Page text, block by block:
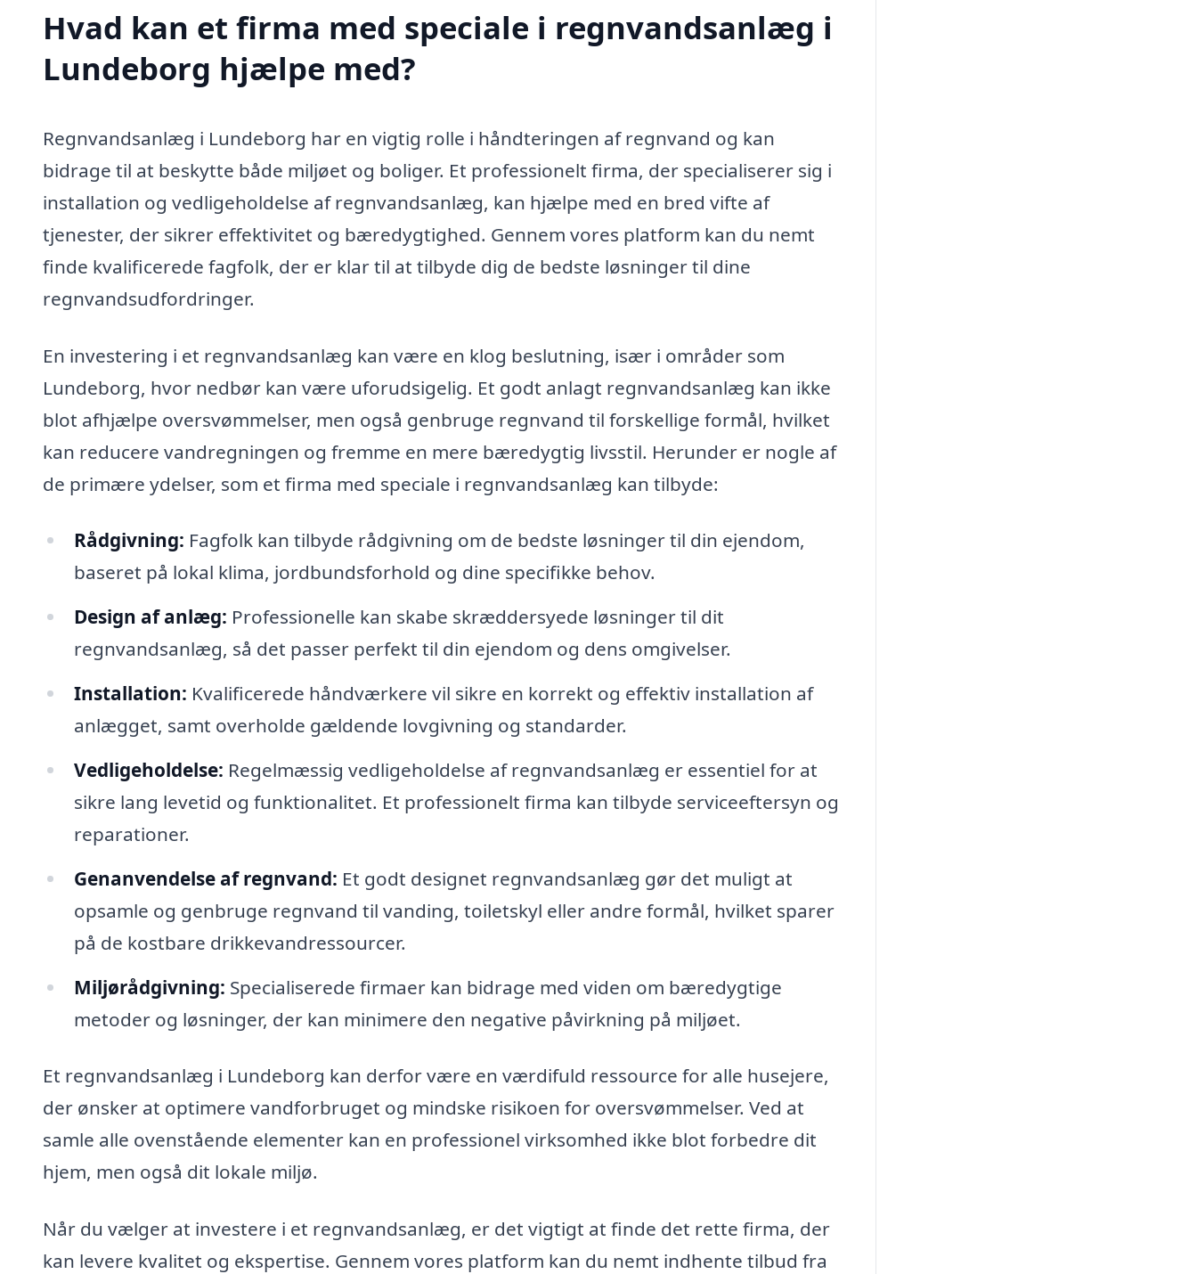
Hvad kan et firma med speciale i regnvandsanlæg i
Lundeborg hjælpe med?
Regnvandsanlæg i Lundeborg har en vigtig rolle i håndteringen af regnvand og kan
bidrage til at beskytte både miljøet og boliger. Et professionelt firma, der specialiserer sig i
installation og vedligeholdelse af regnvandsanlæg, kan hjælpe med en bred vifte af
tjenester, der sikrer effektivitet og bæredygtighed. Gennem vores platform kan du nemt
finde kvalificerede fagfolk, der er klar til at tilbyde dig de bedste løsninger til dine
regnvandsudfordringer.
En investering i et regnvandsanlæg kan være en klog beslutning, især i områder som
Lundeborg, hvor nedbør kan være uforudsigelig. Et godt anlagt regnvandsanlæg kan ikke
blot afhjælpe oversvømmelser, men også genbruge regnvand til forskellige formål, hvilket
kan reducere vandregningen og fremme en mere bæredygtig livsstil. Herunder er nogle af
de primære ydelser, som et firma med speciale i regnvandsanlæg kan tilbyde:
Rådgivning: Fagfolk kan tilbyde rådgivning om de bedste løsninger til din ejendom,
baseret på lokal klima, jordbundsforhold og dine specifikke behov.
Design af anlæg: Professionelle kan skabe skræddersyede løsninger til dit
regnvandsanlæg, så det passer perfekt til din ejendom og dens omgivelser.
Installation: Kvalificerede håndværkere vil sikre en korrekt og effektiv installation af
anlægget, samt overholde gældende lovgivning og standarder.
Vedligeholdelse: Regelmæssig vedligeholdelse af regnvandsanlæg er essentiel for at
sikre lang levetid og funktionalitet. Et professionelt firma kan tilbyde serviceeftersyn og
reparationer.
Genanvendelse af regnvand: Et godt designet regnvandsanlæg gør det muligt at
opsamle og genbruge regnvand til vanding, toiletskyl eller andre formål, hvilket sparer
på de kostbare drikkevandressourcer.
Miljørådgivning: Specialiserede firmaer kan bidrage med viden om bæredygtige
metoder og løsninger, der kan minimere den negative påvirkning på miljøet.
Et regnvandsanlæg i Lundeborg kan derfor være en værdifuld ressource for alle husejere,
der ønsker at optimere vandforbruget og mindske risikoen for oversvømmelser. Ved at
samle alle ovenstående elementer kan en professionel virksomhed ikke blot forbedre dit
hjem, men også dit lokale miljø.
Når du vælger at investere i et regnvandsanlæg, er det vigtigt at finde det rette firma, der
kan levere kvalitet og ekspertise. Gennem vores platform kan du nemt indhente tilbud fra